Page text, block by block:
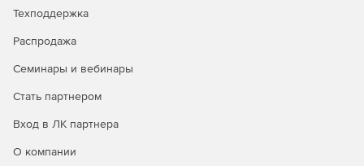
инфраструктуру бизнеса.
Обновления и поддержка
стороны Kaspersky помогают бизнесу быть на шаг
надежную защиту с течением времени.
Техподдержка
Распродажа
Семинары и вебинары
Стать партнером
Вход в ЛК партнера
О компании